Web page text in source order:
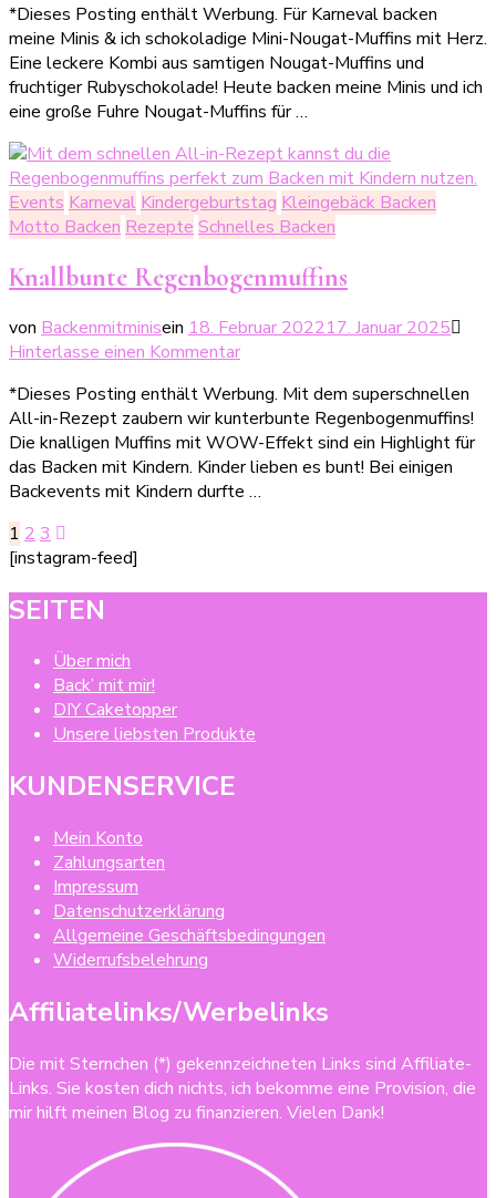
Nougat-
Muffins
mit
Herz
*Dieses Posting enthält Werbung. Für Karneval backen
meine Minis & ich schokoladige Mini-Nougat-Muffins mit Herz.
Eine leckere Kombi aus samtigen Nougat-Muffins und
fruchtiger Rubyschokolade! Heute backen meine Minis und ich
eine große Fuhre Nougat-Muffins für …
Events Karneval Kindergeburtstag Kleingebäck Backen
Motto Backen Rezepte Schnelles Backen
Knallbunte Regenbogenmuffins
von Backenmitminisein 18. Februar 202217. Januar 2025
Hinterlasse einen Kommentarzu
Regenbogenmuffins
*Dieses Posting enthält Werbung. Mit dem superschnellen
All-in-Rezept zaubern wir kunterbunte Regenbogenmuffins!
Die knalligen Muffins mit WOW-Effekt sind ein Highlight für
das Backen mit Kindern. Kinder lieben es bunt! Bei einigen
Backevents mit Kindern durfte …
Seitennummerierung
der
Beiträge
Seite
1 Seite
2 Seite
3
[instagram-feed]
SEITEN
Über mich
Back’ mit mir!
DIY Caketopper
Unsere liebsten Produkte
KUNDENSERVICE
Mein Konto
Zahlungsarten
Impressum
Datenschutzerklärung
Allgemeine Geschäftsbedingungen
Widerrufsbelehrung
Affiliatelinks/Werbelinks
Die mit Sternchen (*) gekennzeichneten Links sind Affiliate-
Links. Sie kosten dich nichts, ich bekomme eine Provision, die
mir hilft meinen Blog zu finanzieren. Vielen Dank!